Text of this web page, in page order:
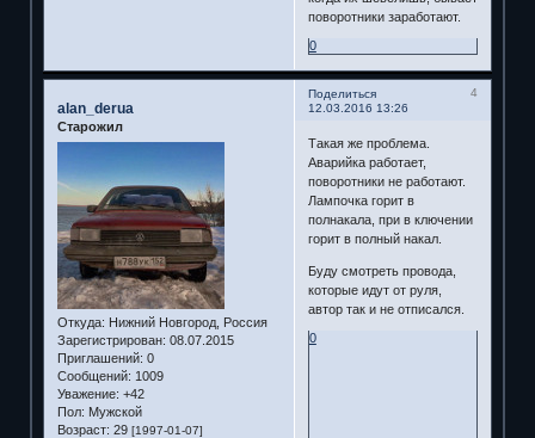
поворотники заработают.
0
Поделиться
4
12.03.2016 13:26
alan_derua
Старожил
Откуда: Нижний Новгород, Россия
Зарегистрирован: 08.07.2015
Приглашений: 0
Сообщений: 1009
Уважение: +42
Пол: Мужской
Возраст: 29 [1997-01-07]
Такая же проблема.
Аварийка работает,
поворотники не работают.
Лампочка горит в
полнакала, при в ключении
горит в полный накал.
Буду смотреть провода,
которые идут от руля,
автор так и не отписался.
0